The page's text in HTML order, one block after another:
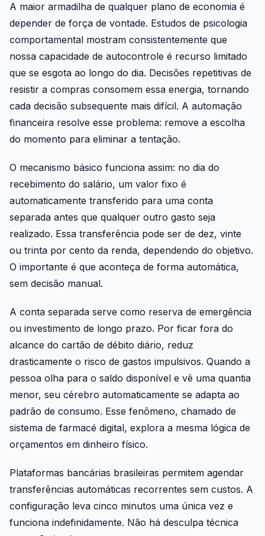
A maior armadilha de qualquer plano de economia é
depender de força de vontade. Estudos de psicologia
comportamental mostram consistentemente que
nossa capacidade de autocontrole é recurso limitado
que se esgota ao longo do dia. Decisões repetitivas de
resistir a compras consomem essa energia, tornando
cada decisão subsequente mais difícil. A automação
financeira resolve esse problema: remove a escolha
do momento para eliminar a tentação.
O mecanismo básico funciona assim: no dia do
recebimento do salário, um valor fixo é
automaticamente transferido para uma conta
separada antes que qualquer outro gasto seja
realizado. Essa transferência pode ser de dez, vinte
ou trinta por cento da renda, dependendo do objetivo.
O importante é que aconteça de forma automática,
sem decisão manual.
A conta separada serve como reserva de emergência
ou investimento de longo prazo. Por ficar fora do
alcance do cartão de débito diário, reduz
drasticamente o risco de gastos impulsivos. Quando a
pessoa olha para o saldo disponível e vê uma quantia
menor, seu cérebro automaticamente se adapta ao
padrão de consumo. Esse fenômeno, chamado de
sistema de farmacé digital, explora a mesma lógica de
orçamentos em dinheiro físico.
Plataformas bancárias brasileiras permitem agendar
transferências automáticas recorrentes sem custos. A
configuração leva cinco minutos uma única vez e
funciona indefinidamente. Não há desculpa técnica